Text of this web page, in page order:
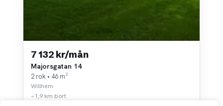
7 132 kr/mån
Majorsgatan 14
2 rok • 46 m²
Willhem
~1,9 km bort